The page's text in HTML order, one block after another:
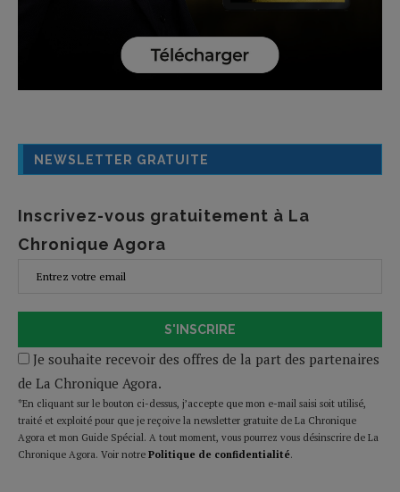
NEWSLETTER GRATUITE
Inscrivez-vous gratuitement à La
Chronique Agora
S'INSCRIRE
Je souhaite recevoir des offres de la part des partenaires
de La Chronique Agora.
*En cliquant sur le bouton ci-dessus, j’accepte que mon e-mail saisi soit utilisé,
traité et exploité pour que je reçoive la newsletter gratuite de La Chronique
Agora et mon Guide Spécial. A tout moment, vous pourrez vous désinscrire de La
Chronique Agora. Voir notre Politique de confidentialité.